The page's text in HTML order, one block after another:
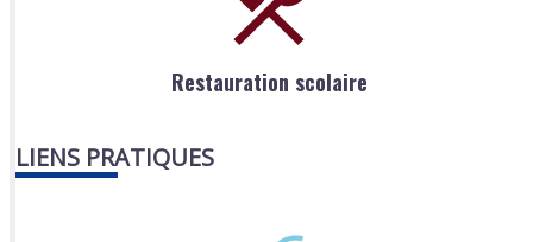
Restauration scolaire
LIENS PRATIQUES